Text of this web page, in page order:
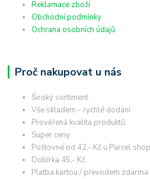
Reklamace zboží
Obchodní podmínky
Ochrana osobních údajů
Proč nakupovat u nás
Široký sortiment
Vše skladem - rychlé dodání
Prověřená kvalita produktů
Super ceny
Poštovné od 42,- Kč u Parcel
Dobírka 45,- Kč
Platba kartou / převodem zdarma